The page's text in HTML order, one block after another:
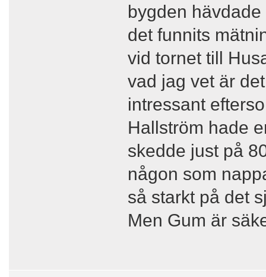
bygden
det funnits
vid tornet till
vad jag vet är
intressant
Hallström hade
skedde just på
någon som
så starkt på det
Men Gum är